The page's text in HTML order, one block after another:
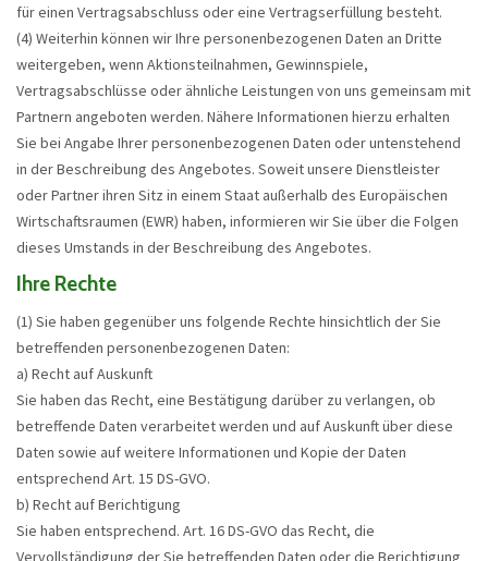
für einen Vertragsabschluss oder eine Vertragserfüllung besteht.
(4) Weiterhin können wir Ihre personenbezogenen Daten an Dritte
weitergeben, wenn Aktionsteilnahmen, Gewinnspiele,
Vertragsabschlüsse oder ähnliche Leistungen von uns gemeinsam mit
Partnern angeboten werden. Nähere Informationen hierzu erhalten
Sie bei Angabe Ihrer personenbezogenen Daten oder untenstehend
in der Beschreibung des Angebotes. Soweit unsere Dienstleister
oder Partner ihren Sitz in einem Staat außerhalb des Europäischen
Wirtschaftsraumen (EWR) haben, informieren wir Sie über die Folgen
dieses Umstands in der Beschreibung des Angebotes.
Ihre Rechte
(1) Sie haben gegenüber uns folgende Rechte hinsichtlich der Sie
betreffenden personenbezogenen Daten:
a) Recht auf Auskunft
Sie haben das Recht, eine Bestätigung darüber zu verlangen, ob
betreffende Daten verarbeitet werden und auf Auskunft über diese
Daten sowie auf weitere Informationen und Kopie der Daten
entsprechend Art. 15 DS-GVO.
b) Recht auf Berichtigung
Sie haben entsprechend. Art. 16 DS-GVO das Recht, die
Vervollständigung der Sie betreffenden Daten oder die Berichtigung